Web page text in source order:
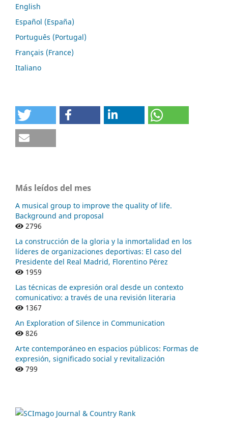
English
Español (España)
Português (Portugal)
Français (France)
Italiano
Más leídos del mes
A musical group to improve the quality of life.
Background and proposal
2796
La construcción de la gloria y la inmortalidad en los
líderes de organizaciones deportivas: El caso del
Presidente del Real Madrid, Florentino Pérez
1959
Las técnicas de expresión oral desde un contexto
comunicativo: a través de una revisión literaria
1367
An Exploration of Silence in Communication
826
Arte contemporáneo en espacios públicos: Formas de
expresión, significado social y revitalización
799